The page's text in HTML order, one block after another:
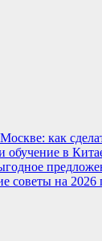
как
в
советы на 2026